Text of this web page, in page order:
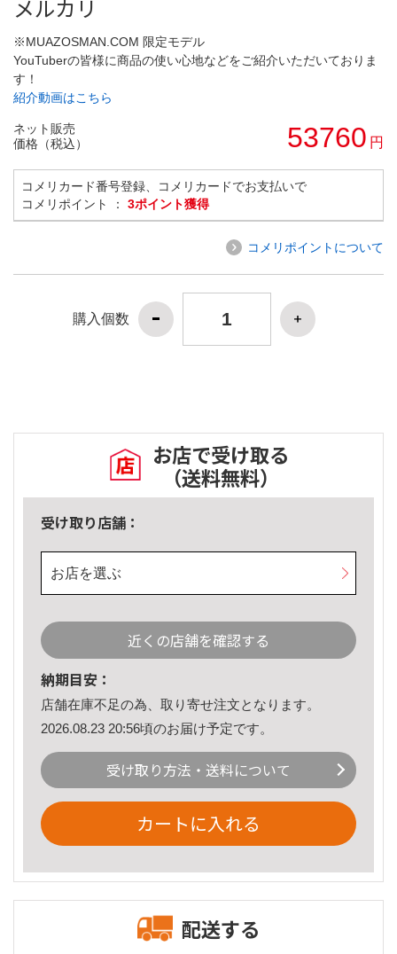
メルカリ
※MUAZOSMAN.COM 限定モデル
YouTuberの皆様に商品の使い心地などをご紹介いただいておりま
す！
紹介動画はこちら
ネット販売
価格（税込）
53760 円
コメリカード番号登録、コメリカードでお支払いで
コメリポイント ： 3ポイント獲得
コメリポイントについて
購入個数
お店で受け取る
（送料無料）
受け取り店舗：
お店を選ぶ
近くの店舗を確認する
納期目安：
店舗在庫不足の為、取り寄せ注文となります。
2026.08.23 20:56頃のお届け予定です。
受け取り方法・送料について
カートに入れる
配送する